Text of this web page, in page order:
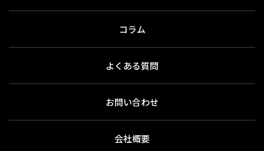
コラム
よくある質問
お問い合わせ
会社概要